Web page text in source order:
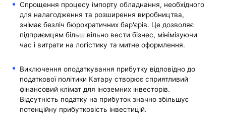
Спрощення процесу імпорту обладнання, необхідного
для налагодження та розширення виробництва,
знімає безліч бюрократичних бар'єрів. Це дозволяє
підприємцям більш вільно вести бізнес, мінімізуючи
час і витрати на логістику та митне оформлення.
Виключення оподаткування прибутку відповідно до
податкової політики Катару створює сприятливий
фінансовий клімат для іноземних інвесторів.
Відсутність податку на прибуток значно збільшує
потенційну прибутковість інвестицій.